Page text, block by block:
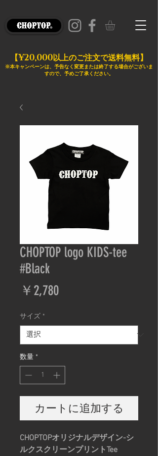
【¥20,000以上のご注文で送料無料】
※本キャンペーンは、予告なく変更または終了する場合がございま
すので、予めご了承ください。
CHOPTOP logo KIDS-tee
#Black
￥2,780価
サイズ *
数量 *
カートに追加する
CHOPTOPオリジナルデザイン-シ
ルクスクリーンプリントTee